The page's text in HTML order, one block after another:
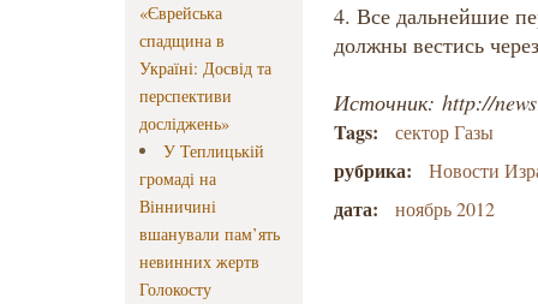
«Єврейська
спадщина в
Україні: Досвід та
перспективи
досліджень»
У Теплицькій
громаді на
Вінничині
вшанували пам’ять
невинних жертв
Голокосту
4. Все дальнейшие
должны вестись
Источник: http://
Tags: сектор Газы
рубрика: Новости
дата: ноябрь 2012